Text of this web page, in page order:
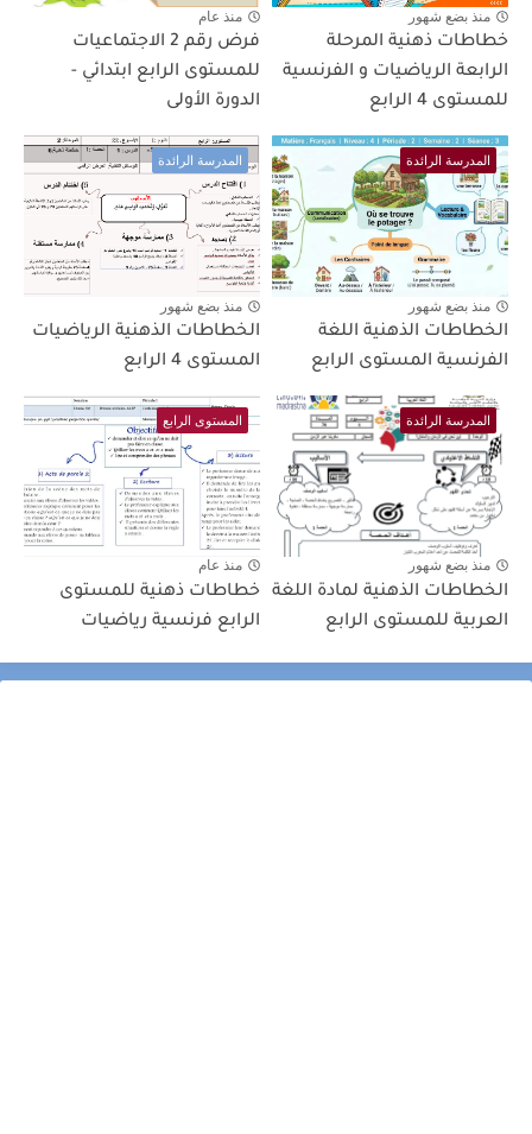
منذ بضع شهور
خطاطات ذهنية المرحلة
الرابعة الرياضيات و الفرنسية
للمستوى 4 الرابع
منذ عام
فرض رقم 2 الاجتماعيات
للمستوى الرابع ابتدائي -
الدورة الأولى
المدرسة الرائدة
منذ بضع شهور
الخطاطات الذهنية اللغة
الفرنسية المستوى الرابع
المدرسة الرائدة
منذ بضع شهور
الخطاطات الذهنية الرياضيات
المستوى 4 الرابع
المدرسة الرائدة
منذ بضع شهور
الخطاطات الذهنية لمادة اللغة
العربية للمستوى الرابع
المستوى الرابع
منذ عام
خطاطات ذهنية للمستوى
الرابع فرنسية رياضيات